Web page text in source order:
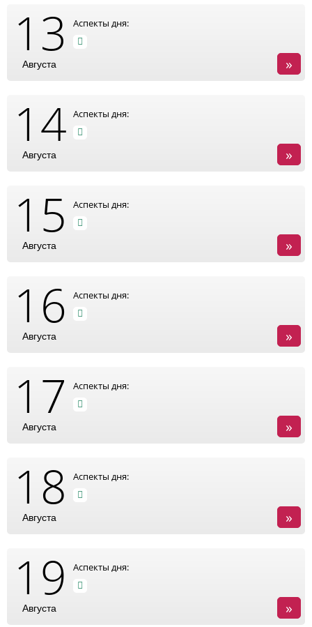
13
Августа
Аспекты дня:
»
14
Августа
Аспекты дня:
»
15
Августа
Аспекты дня:
»
16
Августа
Аспекты дня:
»
17
Августа
Аспекты дня:
»
18
Августа
Аспекты дня:
»
19
Августа
Аспекты дня:
»